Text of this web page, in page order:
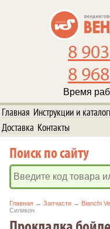
8 903
8 968
Время
Главная Инструкции и
Доставка Контакты
Поиск по сайту
Главная → Запчасти → Bianchi
Силикон